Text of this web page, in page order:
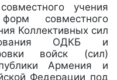
учения
совместного
Коллективных сил
ОДКБ и
войск (сил)
Армения и
Федерации под